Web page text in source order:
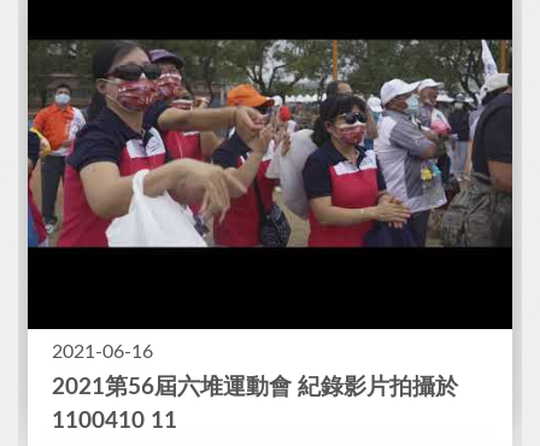
2021-06-16
2021第56屆六堆運動會 紀錄影片拍攝於
1100410 11